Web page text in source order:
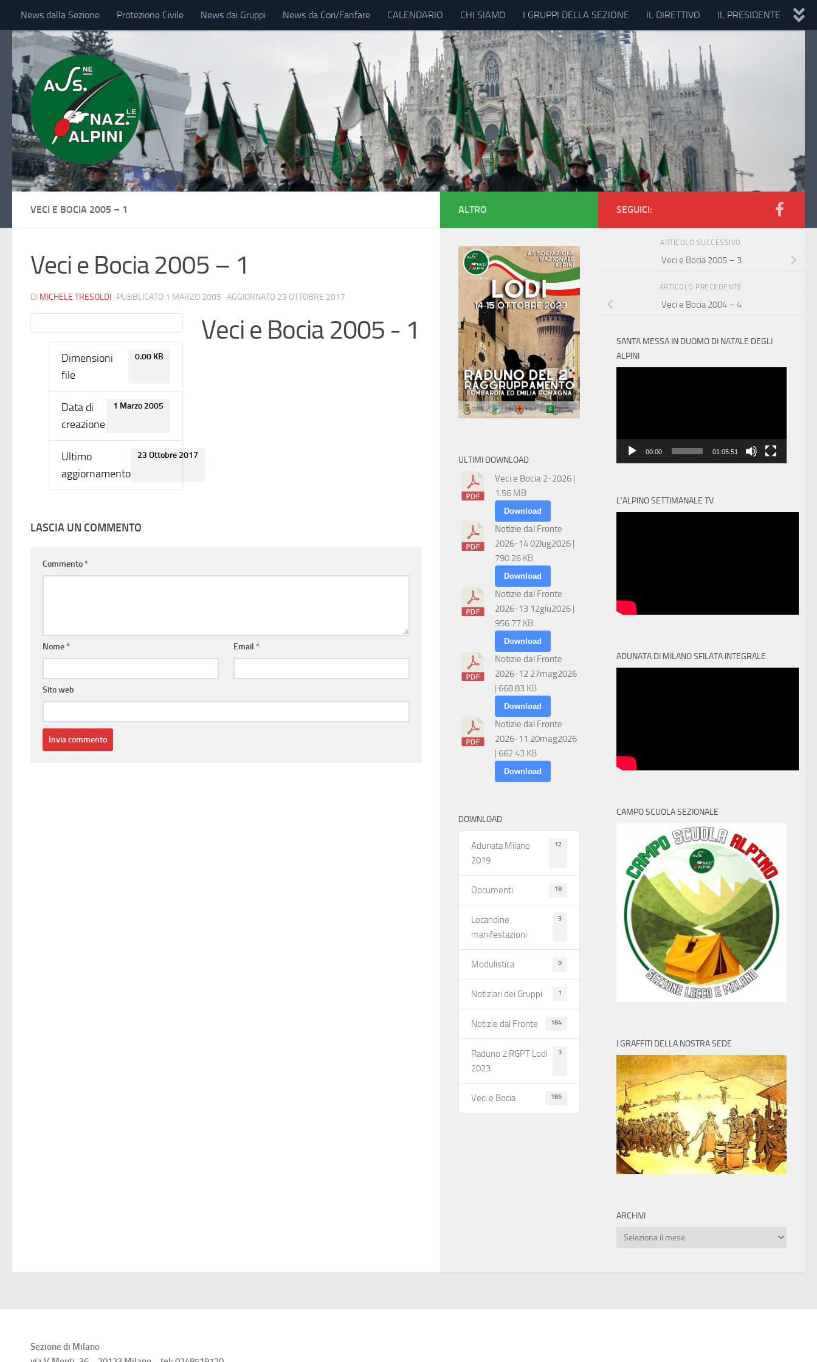
Sotto il contenuto
News dalla Sezione Protezione Civile News dai Gruppi News da Cori/Fanfare CALENDARIO CHI SIAMO I GRUPPI DELLA SEZIONE IL DIRETTIVO IL PRESIDENTE
IL VESSILLO
VECI E BOCIA 2005 – 1
Veci e Bocia 2005 – 1
DI MICHELE TRESOLDI · PUBBLICATO 1 MARZO 2005 · AGGIORNATO 23 OTTOBRE 2017
Dimensioni
file
0.00 KB
Data di
creazione
1 Marzo 2005
Ultimo
aggiornamento
23 Ottobre 2017
Veci e Bocia 2005 - 1
LASCIA UN COMMENTO
Commento*
Nome* Email*
Sito web
SEGUICI:
ARTICOLO SUCCESSIVO
Veci e Bocia 2005 – 3
ARTICOLO PRECEDENTE
Veci e Bocia 2004 – 4
SANTA MESSA IN DUOMO DI NATALE DEGLI
ALPINI
00:00 01:05:51
L’ALPINO SETTIMANALE TV
ADUNATA DI MILANO SFILATA INTEGRALE
CAMPO SCUOLA SEZIONALE
I GRAFFITI DELLA NOSTRA SEDE
ARCHIVI
Archivi
ALTRO
ULTIMI DOWNLOAD
Veci e Bocia 2-2026 |
1.56 MB
Download
Notizie dal Fronte
2026-14 02lug2026 |
790.26 KB
Download
Notizie dal Fronte
2026-13 12giu2026 |
956.77 KB
Download
Notizie dal Fronte
2026-12 27mag2026
| 668.83 KB
Download
Notizie dal Fronte
2026-11 20mag2026
| 662.43 KB
Download
DOWNLOAD
Adunata Milano
2019
12
Documenti 18
Locandine
manifestazioni
3
Modulistica 9
Notiziari dei Gruppi 1
Notizie dal Fronte 184
Raduno 2 RGPT Lodi
2023
3
Veci e Bocia 186
Sezione di Milano